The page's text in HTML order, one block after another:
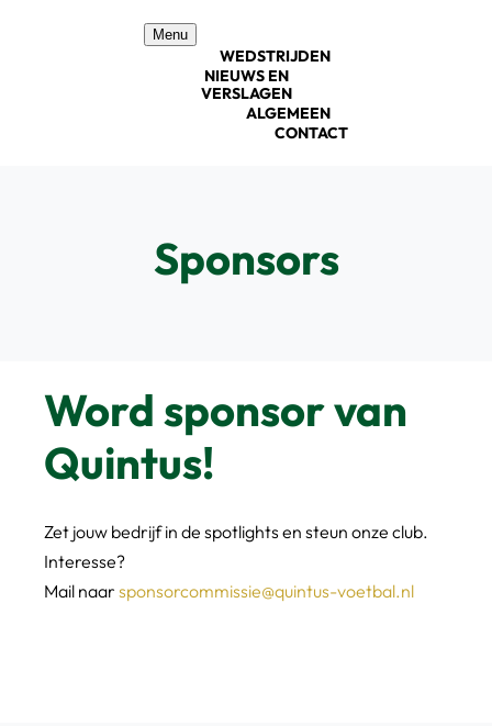
Menu
WEDSTRIJDEN
NIEUWS EN
VERSLAGEN
ALGEMEEN
CONTACT
Sponsors
Word sponsor van
Quintus!
Zet jouw bedrijf in de spotlights en steun onze club.
Interesse?
Mail naar sponsorcommissie@quintus-voetbal.nl